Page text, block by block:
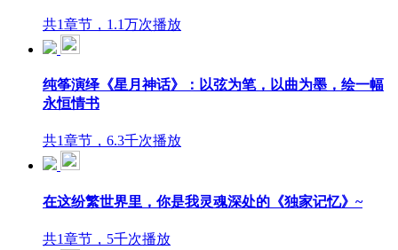
共1章节，1.1万次播放
纯筝演绎《星月神话》：以弦为笔，以曲为墨，绘一幅
永恒情书
共1章节，6.3千次播放
在这纷繁世界里，你是我灵魂深处的《独家记忆》~
共1章节，5千次播放